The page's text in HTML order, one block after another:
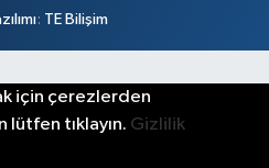
: TE Bilişim
için çerezlerden
lütfen tıklayın. Gizlilik